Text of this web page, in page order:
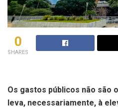
0
SHARES
Os gastos públicos não são
leva, necessariamente, à